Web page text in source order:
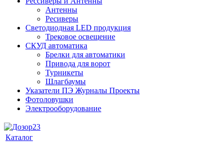
Антенны
Ресиверы
Светодиодная LED продукция
Трековое освещение
СКУД автоматика
Брелки для автоматики
Привода для ворот
Турникеты
Шлагбаумы
Указатели ПЭ Журналы Проекты
Фотоловушки
Электрооборудование
Каталог